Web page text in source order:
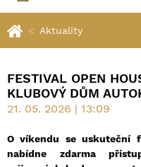
Aktuality
FESTIVAL OPEN
KLUBOVÝ DŮM
21. 05. 2026 | 13:09
O víkendu se uskuteční
nabídne zdarma